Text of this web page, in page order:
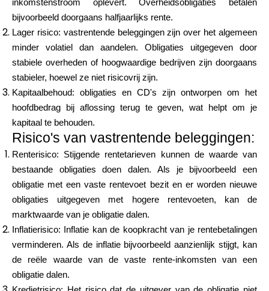
inkomstenstroom oplevert. Overheidsobligaties betalen
bijvoorbeeld doorgaans halfjaarlijks rente.
Lager risico: vastrentende beleggingen zijn over het algemeen
minder volatiel dan aandelen. Obligaties uitgegeven door
stabiele overheden of hoogwaardige bedrijven zijn doorgaans
stabieler, hoewel ze niet risicovrij zijn.
Kapitaalbehoud: obligaties en CD's zijn ontworpen om het
hoofdbedrag bij aflossing terug te geven, wat helpt om je
kapitaal te behouden.
Risico's van vastrentende beleggingen:
Renterisico: Stijgende rentetarieven kunnen de waarde van
bestaande obligaties doen dalen. Als je bijvoorbeeld een
obligatie met een vaste rentevoet bezit en er worden nieuwe
obligaties uitgegeven met hogere rentevoeten, kan de
marktwaarde van je obligatie dalen.
Inflatierisico: Inflatie kan de koopkracht van je rentebetalingen
verminderen. Als de inflatie bijvoorbeeld aanzienlijk stijgt, kan
de reële waarde van de vaste rente-inkomsten van een
obligatie dalen.